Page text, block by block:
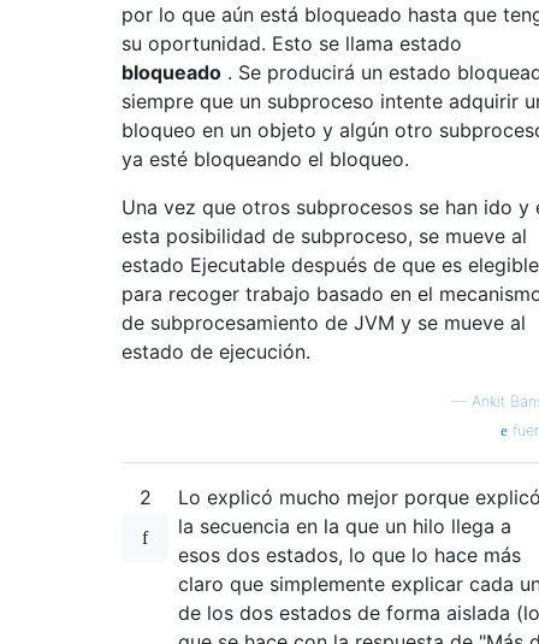
por lo que aún está bloqueado hasta que
su oportunidad. Esto se llama estado
bloqueado . Se producirá un estado
siempre que un subproceso intente adquirir
bloqueo en un objeto y algún otro
ya esté bloqueando el bloqueo.
Una vez que otros subprocesos se han ido y
esta posibilidad de subproceso, se mueve al
estado Ejecutable después de que es elegible
para recoger trabajo basado en el
de subprocesamiento de JVM y se mueve al
estado de ejecución.
— Ankit
2
Lo explicó mucho mejor porque
la secuencia en la que un hilo llega a
esos dos estados, lo que lo hace más
claro que simplemente explicar cada
de los dos estados de forma aislada (lo